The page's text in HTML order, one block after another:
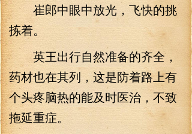
崔郎中眼中放光，飞快的挑
拣着。
英王出行自然准备的齐全，
药材也在其列，这是防着路上有
个头疼脑热的能及时医治，不致
拖延重症。